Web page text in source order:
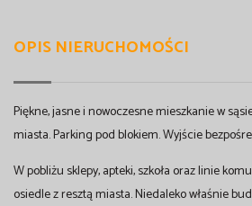
OPIS NIERUCHOMOŚCI
Piękne, jasne i nowoczesne mieszkanie w
miasta. Parking pod blokiem. Wyjście
W pobliżu sklepy, apteki, szkoła oraz linie
osiedle z resztą miasta. Niedaleko właśnie